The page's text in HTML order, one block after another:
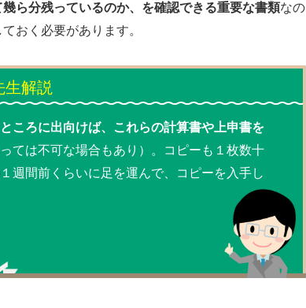
ら分残っているのか、を確認できる重要な書類なの
おく必要があります。
ころに出向けば、これらの計算書や上申書を
ては不可な場合もあり）。コピーも１枚数十
週間前くらいに足を運んで、コピーを入手し